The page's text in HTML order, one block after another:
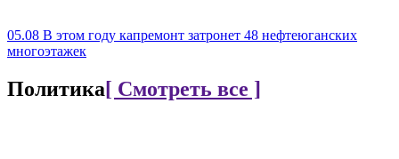
05.08 В этом году капремонт затронет 48 нефтеюганских
многоэтажек
Политика[ Смотреть все ]